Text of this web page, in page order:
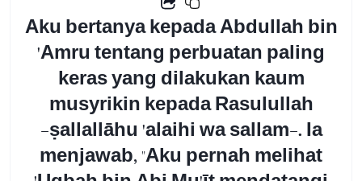
Aku bertanya kepada Abdullah bin
'Amru tentang perbuatan paling
keras yang dilakukan kaum
musyrikin kepada Rasulullah
-ṣallallāhu 'alaihi wa sallam-. Ia
menjawab, "Aku pernah melihat